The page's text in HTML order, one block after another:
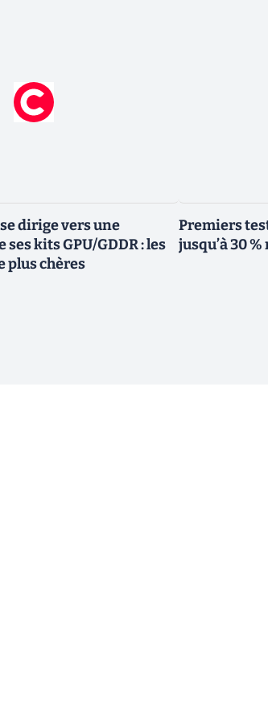
dirige vers une
kits GPU/GDDR : les
plus chères
Premiers
jusqu’à 30